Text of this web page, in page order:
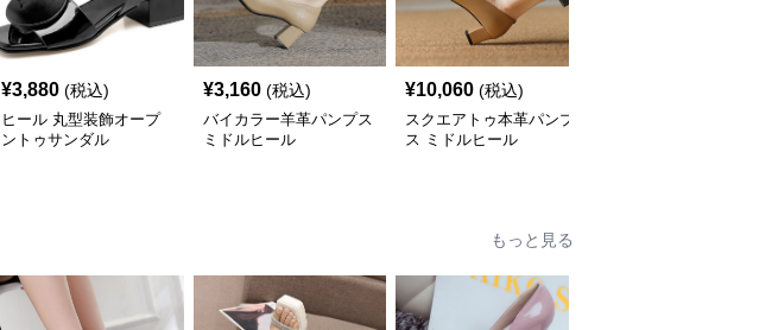
¥3,880 (税込)
ヒール 丸型装飾オープ
ントゥサンダル
¥3,160 (税込)
バイカラー羊革パンプス
ミドルヒール
¥10,060 (税込)
スクエアトゥ本革パンプ
ス ミドルヒール
もっと見る